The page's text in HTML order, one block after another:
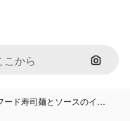
画像で
ード寿司麺とソースのイ…